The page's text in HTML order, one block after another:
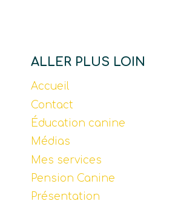
ALLER PLUS LOIN
Accueil
Contact
Éducation canine
Médias
Mes services
Pension Canine
Présentation